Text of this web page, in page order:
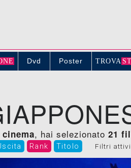
Dvd Poster TROVA
, hai selezionato 21
Rank Titolo Filtri